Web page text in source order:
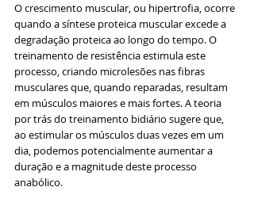
O crescimento muscular, ou hipertrofia, ocorre
quando a síntese proteica muscular excede a
degradação proteica ao longo do tempo. O
treinamento de resistência estimula este
processo, criando microlesões nas fibras
musculares que, quando reparadas, resultam
em músculos maiores e mais fortes. A teoria
por trás do treinamento bidiário sugere que,
ao estimular os músculos duas vezes em um
dia, podemos potencialmente aumentar a
duração e a magnitude deste processo
anabólico.